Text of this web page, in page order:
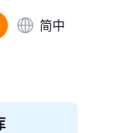
简中